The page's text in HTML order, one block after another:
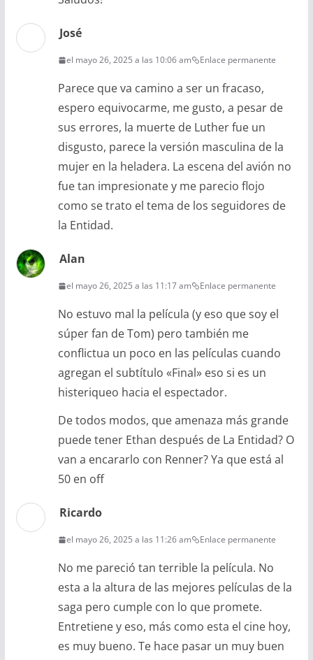
José
el mayo 26, 2025 a las 10:06 am Enlace permanente
Parece que va camino a ser un fracaso,
espero equivocarme, me gusto, a pesar de
sus errores, la muerte de Luther fue un
disgusto, parece la versión masculina de la
mujer en la heladera. La escena del avión no
fue tan impresionate y me parecio flojo
como se trato el tema de los seguidores de
la Entidad.
Alan
el mayo 26, 2025 a las 11:17 am Enlace permanente
No estuvo mal la película (y eso que soy el
súper fan de Tom) pero también me
conflictua un poco en las películas cuando
agregan el subtítulo «Final» eso si es un
histeriqueo hacia el espectador.
De todos modos, que amenaza más grande
puede tener Ethan después de La Entidad? O
van a encararlo con Renner? Ya que está al
50 en off
Ricardo
el mayo 26, 2025 a las 11:26 am Enlace permanente
No me pareció tan terrible la película. No
esta a la altura de las mejores películas de la
saga pero cumple con lo que promete.
Entretiene y eso, más como esta el cine hoy,
es muy bueno. Te hace pasar un muy buen